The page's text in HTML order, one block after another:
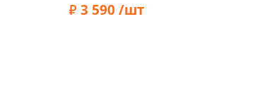
RT-27
3 590 /шт